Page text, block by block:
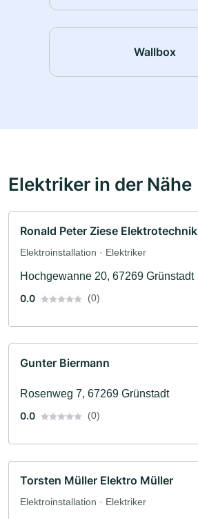
Wallbox
Elektriker in der Nähe
Ronald Peter Ziese Elektrotechnik
Elektroinstallation · Elektriker
Hochgewanne 20, 67269 Grünstadt
0.0
(0)
Gunter Biermann
Rosenweg 7, 67269 Grünstadt
0.0
(0)
Torsten Müller Elektro Müller
Elektroinstallation · Elektriker